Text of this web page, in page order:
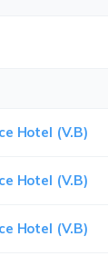
Hotel (V.B)
Hotel (V.B)
Hotel (V.B)